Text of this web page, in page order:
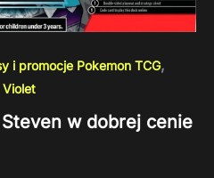
i promocje Pokemon TCG,
Violet
w dobrej cenie